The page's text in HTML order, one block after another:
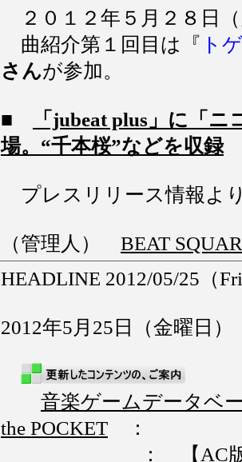
２０１２年５月２８日
曲紹介第１回目は『 ト
さんが参加。
■
「jubeat plus」に「
場。“千本桜”などを収録
プレスリリース情報よ
（管理人） BEAT
HEADLINE 2012/05/25（
2012年5月25日（金曜日）
音楽ゲームデータベ
the POCKET ：
：
【AC